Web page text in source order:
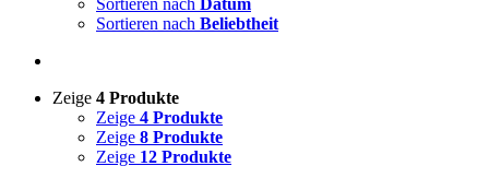
Sortieren nach Datum
Sortieren nach Beliebtheit
Zeige 4 Produkte
Zeige 4 Produkte
Zeige 8 Produkte
Zeige 12 Produkte